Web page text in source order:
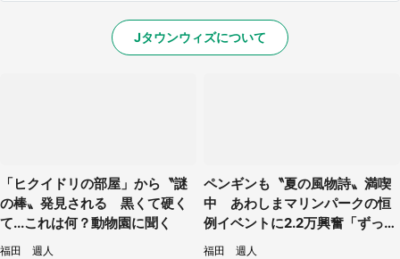
Jタウンウィズについて
「ヒクイドリの部屋」から〝謎
の棒〟発見される 黒くて硬く
て...これは何？動物園に聞く
福田 週人
ペンギンも〝夏の風物詩〟満喫
中 あわしまマリンパークの恒
例イベントに2.2万興奮「ずっと
見てたい」
福田 週人